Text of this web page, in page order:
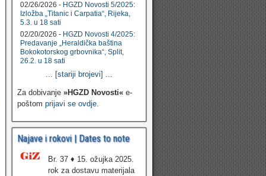
02/26/2026 - HGZD Novosti 5/2025:
Izložba „Titanic i Carpatia“, Rijeka,
5.3. u 18 sati
02/20/2026 - HGZD Novosti 4/2025:
Predavanje „Heraldička baština
Bokokotorskog grbovnika“, Split,
26.2. u 18 sati
... [stariji brojevi] ...
Za dobivanje »HGZD Novosti«e-
poštom prijavi se ovdje.
Najave i rokovi | Dates to note
Br. 37 ♦ 15. ožujka 2025.
rok za dostavu materijala